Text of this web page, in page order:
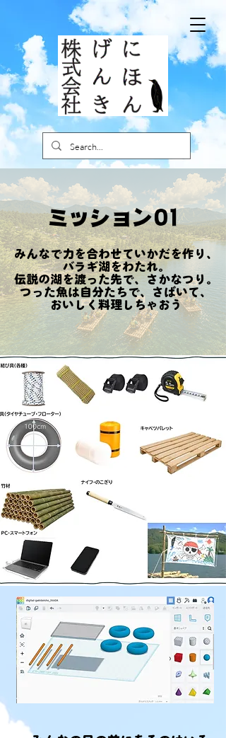
​ミッション01
みんなで力を合わせていかだを作り、
バラギ湖をわたれ。
伝説の湖を渡った先で、さかなつり。
つった魚は自分たちで、さばいて、
おいしく料理しちゃおう